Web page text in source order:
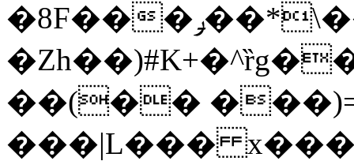
�8F���ݛ��*\��U��S
��(��
���|L���